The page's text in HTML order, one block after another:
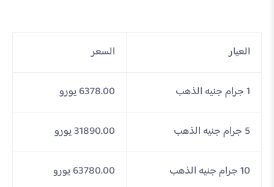
العيار السعر
1 جرام جنيه الذهب 6378.00 يورو
5 جرام جنيه الذهب 31890.00 يورو
10 جرام جنيه الذهب 63780.00 يورو